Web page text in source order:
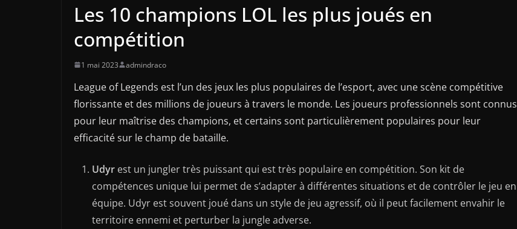
Les 10 champions LOL les plus joués en
compétition
1 mai 2023 admindraco
League of Legends est l’un des jeux les plus populaires de l’esport, avec une scène compétitive
florissante et des millions de joueurs à travers le monde. Les joueurs professionnels sont connus
pour leur maîtrise des champions, et certains sont particulièrement populaires pour leur
efficacité sur le champ de bataille.
Udyr est un jungler très puissant qui est très populaire en compétition. Son kit de
compétences unique lui permet de s’adapter à différentes situations et de contrôler le jeu en
équipe. Udyr est souvent joué dans un style de jeu agressif, où il peut facilement envahir le
territoire ennemi et perturber la jungle adverse.